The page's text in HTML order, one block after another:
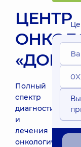
ЦЕНТР
Полный
спектр
диагностики
и
лечения
онкологических